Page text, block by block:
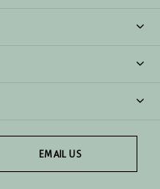
EMAIL US